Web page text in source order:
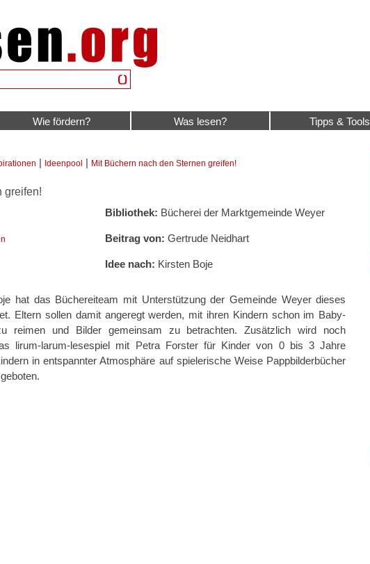
Wie fördern? Was lesen? Tipps & Tools
| Ideenpool | Mit Büchern nach den Sternen greifen!
greifen!
Bibliothek: Bücherei der Marktgemeinde Weyer
Beitrag von: Gertrude Neidhart
Idee nach: Kirsten Boje
hat das Büchereiteam mit Unterstützung der Gemeinde Weyer dieses
Eltern sollen damit angeregt werden, mit ihren Kindern schon im Baby-
reimen und Bilder gemeinsam zu betrachten. Zusätzlich wird noch
lirum-larum-lesespiel mit Petra Forster für Kinder von 0 bis 3 Jahre
in entspannter Atmosphäre auf spielerische Weise Pappbilderbücher